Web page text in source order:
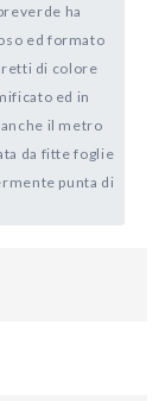
ha
ed formato
di colore
ed in
il metro
da fitte foglie
punta di